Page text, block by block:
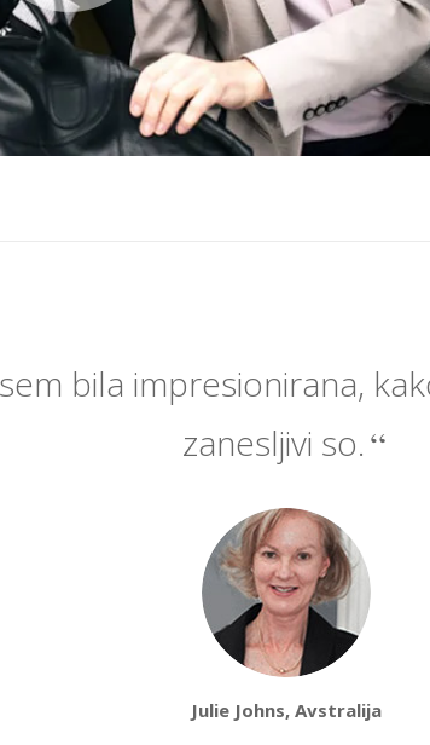
bila impresionirana,
zanesljivi so.
Julie Johns, Avstralija